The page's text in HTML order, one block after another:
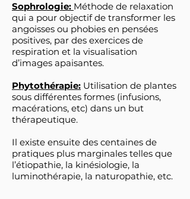
Sophrologie: Méthode de relaxation
qui a pour objectif de transformer les
angoisses ou phobies en pensées
positives, par des exercices de
respiration et la visualisation
d’images apaisantes.
Phytothérapie: Utilisation de plantes
sous différentes formes (infusions,
macérations, etc) dans un but
thérapeutique.
Il existe ensuite des centaines de
pratiques plus marginales telles que
l’étiopathie, la kinésiologie, la
luminothérapie, la naturopathie, etc.